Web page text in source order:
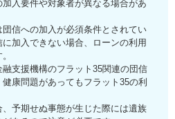
入要件や対象者が異なる場合があ
信への加入が必須条件とされてい
加入できない場合、ローンの利用
支援機構のフラット35関連の団信
康問題があってもフラット35の利
予期せぬ事態が生じた際には遺族